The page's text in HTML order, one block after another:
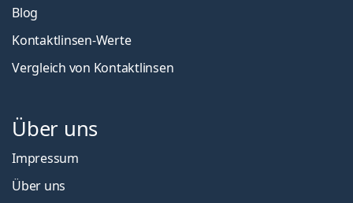
Blog
Kontaktlinsen-Werte
Vergleich von Kontaktlinsen
Über uns
Impressum
Über uns